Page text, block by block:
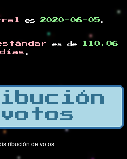
es 2020-06-05 .
es de
110.06
días .